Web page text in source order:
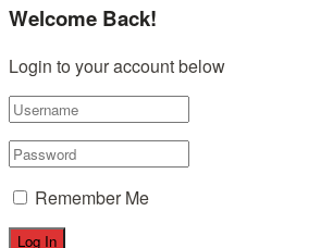
Welcome Back!
Login to your account below
Remember Me